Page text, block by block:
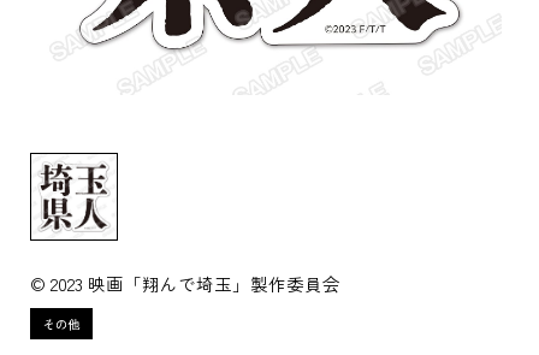
© 2023 映画「翔んで埼玉」製作委員会